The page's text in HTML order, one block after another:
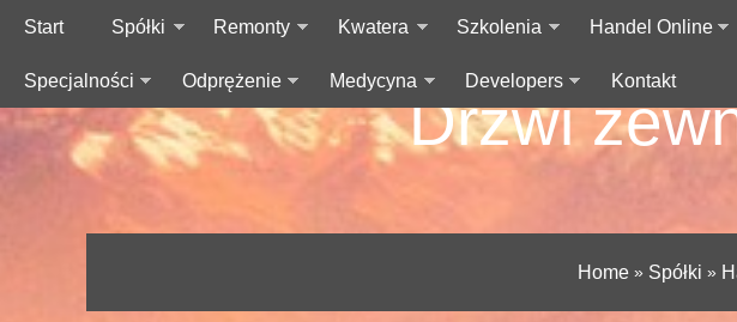
Start Spółki Remonty Kwatera Szkolenia Handel Online
Specjalności Odprężenie Medycyna Developers Kontakt
Drzwi
Home » Spółki »